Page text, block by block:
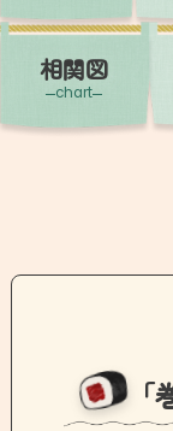
相関図
chart
「